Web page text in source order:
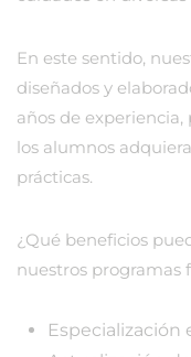
En este sentido,
diseñados y
años de
los alumnos
prácticas.
¿Qué beneficios
nuestros programas